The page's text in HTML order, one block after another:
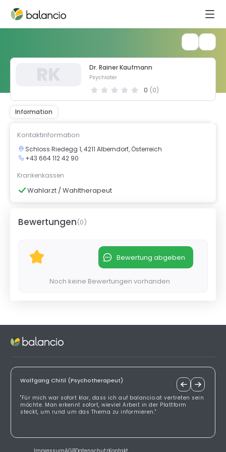
Dr. Rainer Kaufmann
Psychiater
0 (0)
Information
Kontaktinformation
Schloss Riedegg 1, 4211 Alberndorf, Österreich
+43 664 112 42 90
Krankenkassen
Wahlarzt / Wahltherapeut
Bewertungen(0)
Bewertung abgeben
Noch keine Bewertungen vorhanden
Wolfgang Chitil (Psychotherapeut)
"Für mich war sofort klar, dass ich auf balancio.at vertreten sein
möchte. Man erkennt sofort, wieviel Arbeit in der Plattform
steckt, um rund um das Thema zu informieren."